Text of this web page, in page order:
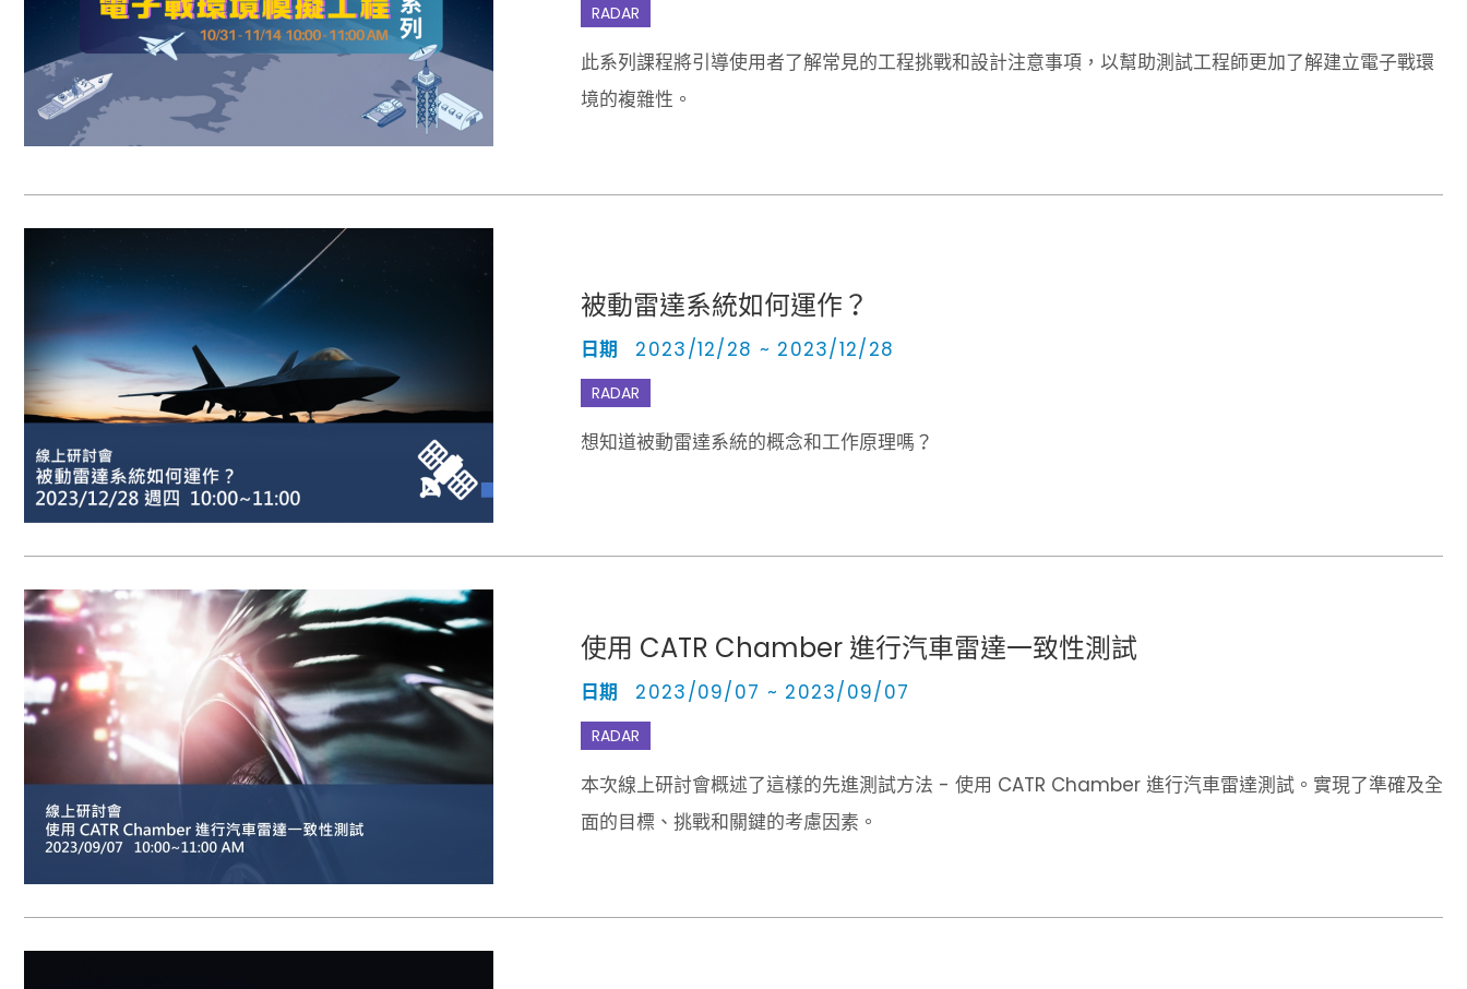
RADAR
此系列課程將引導使用者了解常見的工程挑戰和設計注意事項，以幫助測試工程師更加了解建立電子戰環
境的複雜性。
被動雷達系統如何運作？
日期 2023/12/28 ~ 2023/12/28
RADAR
想知道被動雷達系統的概念和工作原理嗎？
使用 CATR Chamber 進行汽車雷達一致性測試
日期 2023/09/07 ~ 2023/09/07
RADAR
本次線上研討會概述了這樣的先進測試方法 - 使用 CATR Chamber 進行汽車雷達測試。實現了準確及全
面的目標、挑戰和關鍵的考慮因素。